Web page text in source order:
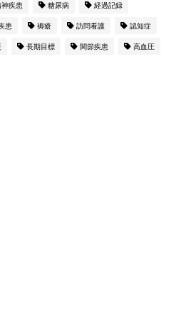
神疾患 糖尿病 経過記録
患 褥瘡 訪問看護 認知症
長期目標 関節疾患 高血圧